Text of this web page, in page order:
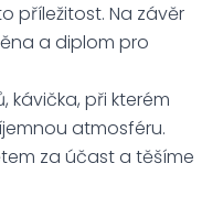
příležitost. Na závěr
a diplom pro
kávička, při kterém
atmosféru.
za účast a těšíme